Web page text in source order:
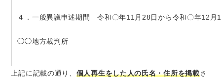
４．一般異議申述期間 令和〇年11月28日から令和〇年12月
◯◯地方裁判所
上記に記載の通り、 個人再生をした人の氏名・住所を掲載さ